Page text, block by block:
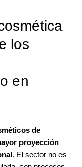
los
en
de
proyección
. El sector no es